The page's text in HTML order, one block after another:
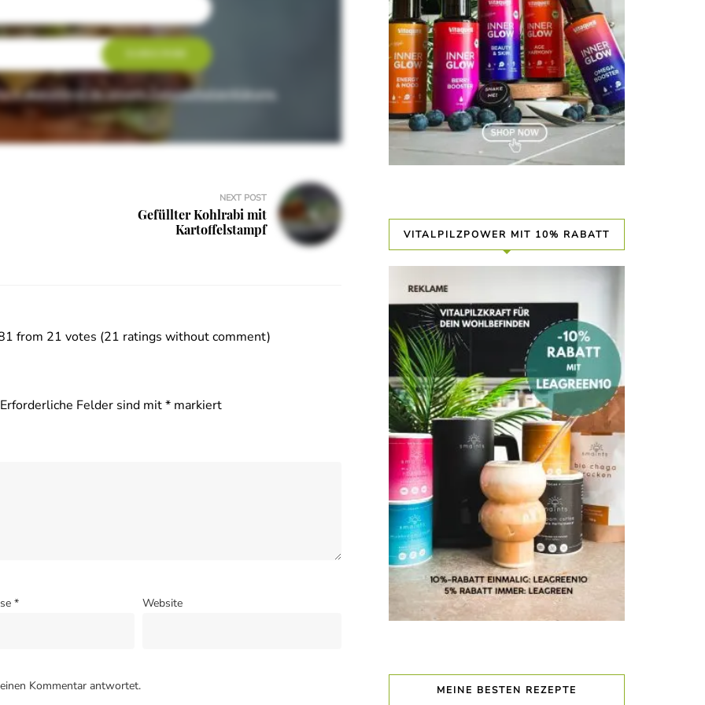
akzeptierst du unsere Datenschutzerklärung.
NEXT POST
Gefüllter Kohlrabi mit
Kartoffelstampf
from 21 votes (21 ratings without comment)
Erforderliche Felder sind mit* markiert
* Website
Kommentar antwortet.
VITALPILZPOWER MIT 10% RABATT
MEINE BESTEN REZEPTE